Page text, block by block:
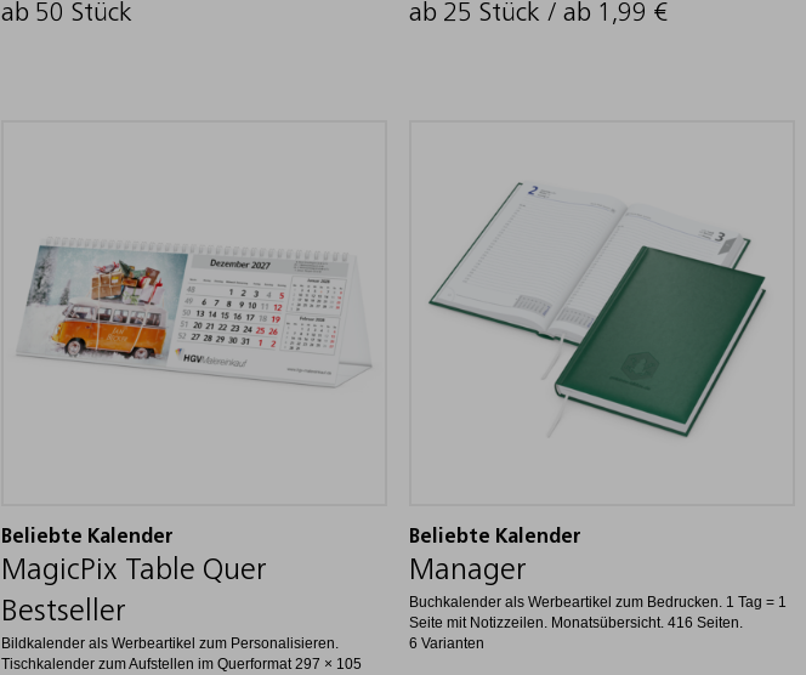
ab 50 Stück ab 25 Stück / ab 1,99 €
Beliebte Kalender
MagicPix Table Quer
Bestseller
Bildkalender als Werbeartikel zum Personalisieren.
Tischkalender zum Aufstellen im Querformat 297 × 105
Beliebte Kalender
Manager
Buchkalender als Werbeartikel zum Bedrucken. 1 Tag = 1
Seite mit Notizzeilen. Monatsübersicht. 416 Seiten.
6 Varianten